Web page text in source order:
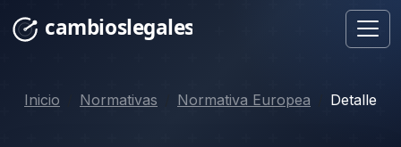
Inicio Normativas Normativa Europea Detalle